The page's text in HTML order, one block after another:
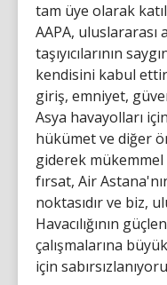
tam üye olarak
AAPA, uluslararası
taşıyıcılarının
kendisini kabul
giriş, emniyet,
Asya havayolları
hükümet ve diğer
giderek
fırsat, Air
noktasıdır ve biz,
Havacılığının
çalışmalarına
için